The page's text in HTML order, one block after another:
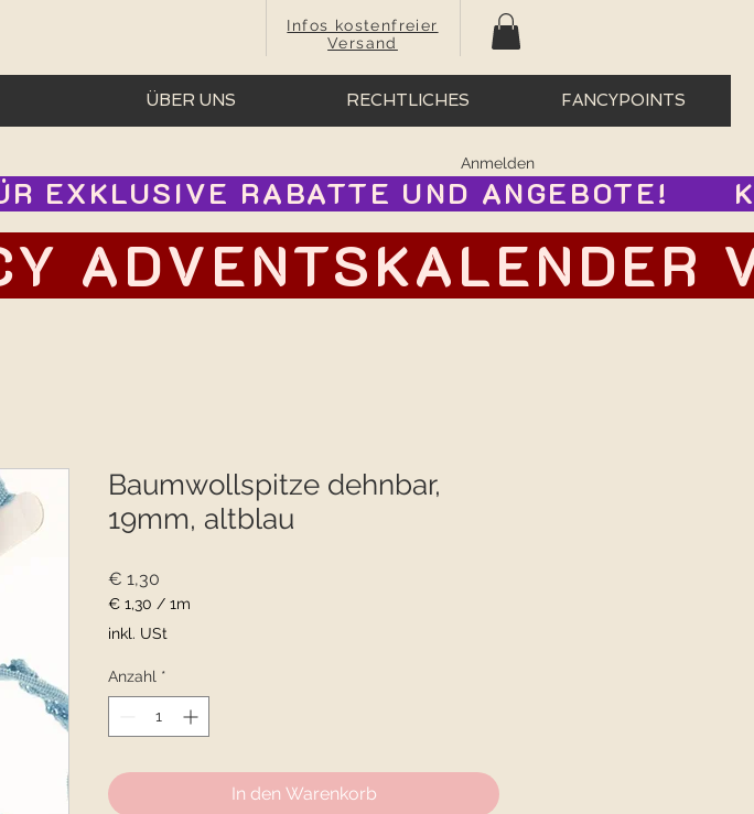
Infos kostenfreier
Versand
ÜBER UNS RECHTLICHES FANCYPOINTS
Anmelden
EXKLUSIVE RABATTE UND ANGEBOTE!
Baumwollspitze dehnbar,
19mm, altblau
€ 1,30
€ 1,30 / 1m
€ 1,30
1
Meter
inkl. USt
Anzahl *
In den Warenkorb